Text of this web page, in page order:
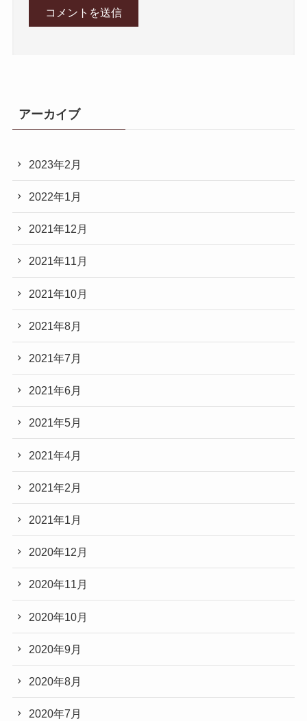
アーカイブ
2023年2月
2022年1月
2021年12月
2021年11月
2021年10月
2021年8月
2021年7月
2021年6月
2021年5月
2021年4月
2021年2月
2021年1月
2020年12月
2020年11月
2020年10月
2020年9月
2020年8月
2020年7月